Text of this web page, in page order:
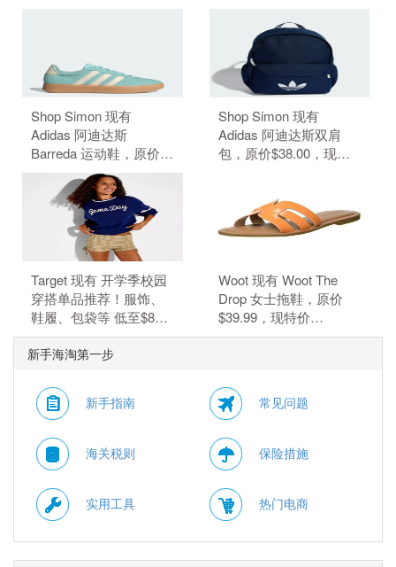
无需使用优惠码。
Shop Simon 现有
Adidas 阿迪达斯
Barreda 运动鞋，原价
$70.00，现特价
$28.00（约189.35
元）。 无需使用优惠
Shop Simon 现有
Adidas 阿迪达斯双肩
包，原价$38.00，现特
Target 现有 开学季校园
穿搭单品推荐！服饰、
鞋履、包袋等 低至$8。
无需使用优惠码。 优惠
随时可能失效。
Woot 现有 Woot The
Drop 女士拖鞋，原价
$39.99，现特价
$6.99（约47.29元）。
新手海淘第一步
新手指南 常见问题
海关税则 保险措施
实用工具 热门电商